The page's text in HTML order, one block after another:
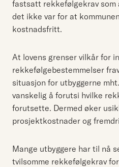
fastsatt rekkefølgekrav
det ikke var for at
kostnadsfritt.
At lovens grenser vilkår for
rekkefølgebestemmelser
situasjon for utbyggerne
vanskelig å forutsi hvilke
forutsette. Dermed øker
prosjektkostnader og
Mange utbyggere har til nå
tvilsomme rekkefølgekrav